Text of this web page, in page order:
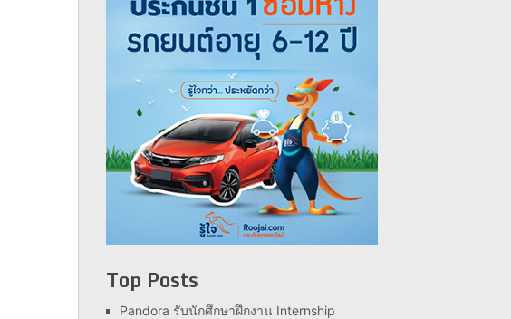
Top Posts
Pandora รับนักศึกษาฝึกงาน Internship